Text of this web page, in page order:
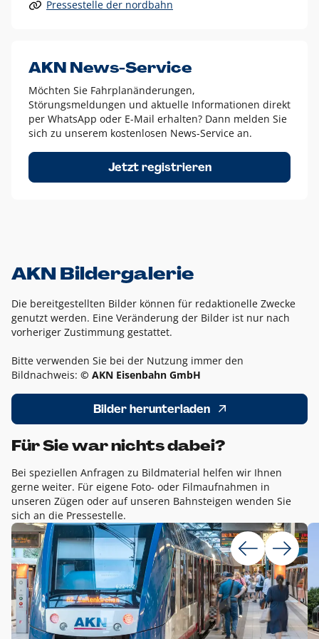
Alle anderen Logo-Varianten dürfen nur in Ausnahmefällen
Diese Ausnahmen sind zum Beispiel:
dem AKN Blau,
weißes Logo auf Fotohintergründen,
schwarzes Logo für reine Schwarz-Weiß-Umsetzungen
Um das Logo herum muss ein Schutzraum von jeweils einer
Höhe bzw. Breite des N aus AKN in alle Richtungen
Pressestelle der nordbahn
AKN News-Service
Möchten Sie Fahrplanänderungen,
Störungsmeldungen und aktuelle Informationen direkt
per WhatsApp oder E-Mail erhalten? Dann melden Sie
sich zu unserem kostenlosen News-Service an.
Jetzt registrieren
AKN Bildergalerie
Die bereitgestellten Bilder können für redaktionelle Zwecke
genutzt werden. Eine Veränderung der Bilder ist nur nach
vorheriger Zustimmung gestattet.
Bitte verwenden Sie bei der Nutzung immer den
Bildnachweis: © AKN Eisenbahn GmbH
Bilder herunterladen
Für Sie war nichts dabei?
Bei speziellen Anfragen zu Bildmaterial helfen wir Ihnen
gerne weiter. Für eigene Foto- oder Filmaufnahmen in
unseren Zügen oder auf unseren Bahnsteigen wenden Sie
sich an die Pressestelle.